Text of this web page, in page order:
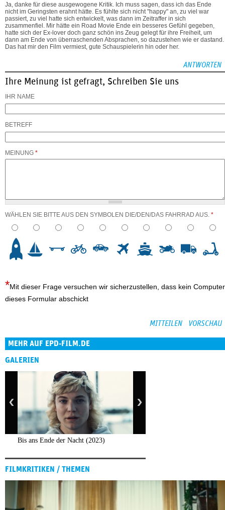
Ja, danke für diese ausgewogene Kritik. Ich muss sagen, dass ich das Ende
nicht im Geringsten erahnt hätte. Es fühlte sich nicht "happy" an, zu viel war
passiert, zu viel hatte sich entwickelt, was dann im Zeitraffer in sich
zusammenfiel. Mir hätte ein Road Movie Ende ein besseres Gefühl gegeben,
hatte sich der Ex-lover doch ganz schön ins Zeug gelegt für ihre Freiheit, um
dann am Ende von überraschenden Absprachen, so dazustehen wie er dastand.
Das hat mir den Film vermiest, gute Schauspielerin hin oder her.
ANTWORTEN
Ihre Meinung ist gefragt, Schreiben Sie uns
IHR NAME
BETREFF
MEINUNG *
WÄHLEN SIE BITTE AUS DEN SYMBOLEN DIE/DEN/DAS FAHRRAD AUS. *
Mit dieser Frage versuchen wir sicherzustellen, dass kein Computer
dieses Formular abschickt
MEHR AUF EPD-FILM.DE
GALERIEN
Bis ans Ende der Nacht (2023)
FILMKRITIKEN / THEMEN